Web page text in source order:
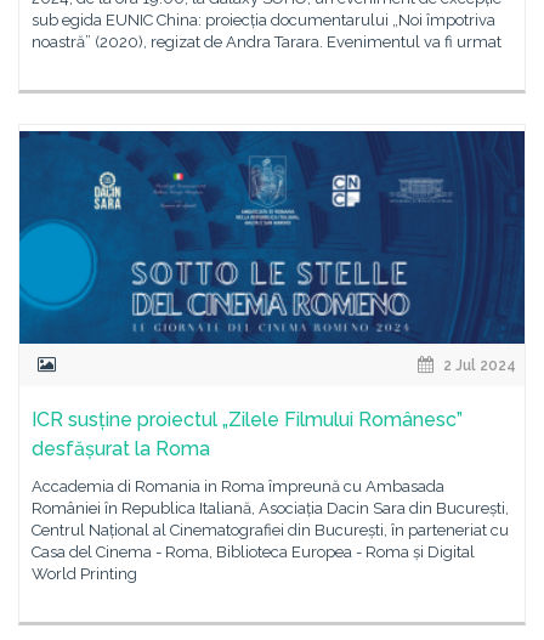
sub egida EUNIC China: proiecția documentarului „Noi împotriva
noastră” (2020), regizat de Andra Tarara. Evenimentul va fi urmat
2 Jul 2024
ICR susține proiectul „Zilele Filmului Românesc”
desfășurat la Roma
Accademia di Romania in Roma împreună cu Ambasada
României în Republica Italiană, Asociația Dacin Sara din București,
Centrul Național al Cinematografiei din București, în parteneriat cu
Casa del Cinema - Roma, Biblioteca Europea - Roma și Digital
World Printing